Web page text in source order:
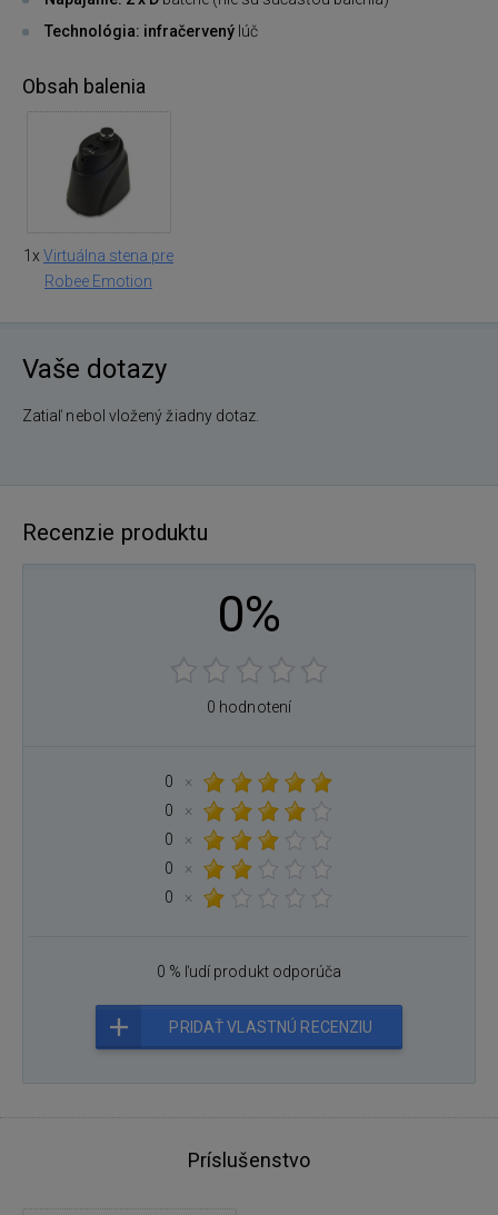
Technológia: infračervený lúč
Obsah balenia
1x Virtuálna stena pre
Robee Emotion
Vaše dotazy
Zatiaľ nebol vložený žiadny dotaz.
Recenzie produktu
0%
0 hodnotení
0
×
0
×
0
×
0
×
0
×
0 % ľudí produkt odporúča
PRIDAŤ VLASTNÚ RECENZIU
Príslušenstvo